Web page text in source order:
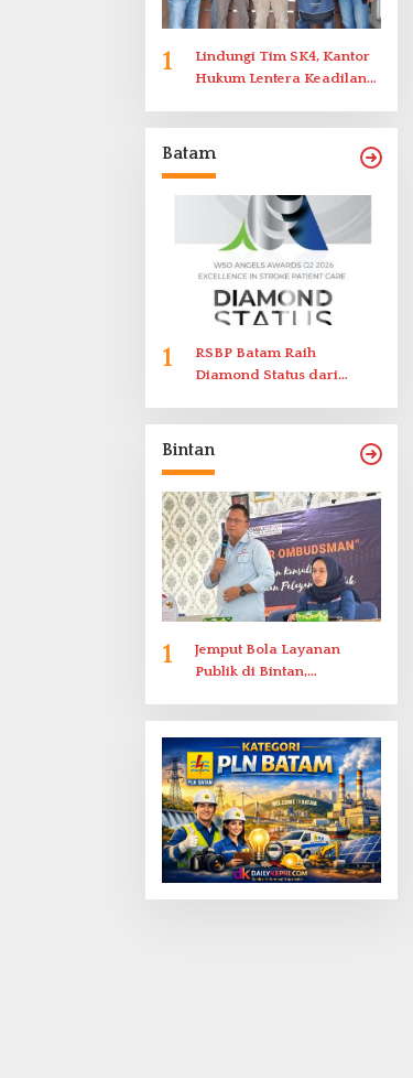
1
Lindungi Tim SK4, Kantor
Hukum Lentera Keadilan
Batam
1
RSBP Batam Raih
Diamond Status dari
Berstandar Internasional
Bintan
1
Jemput Bola Layanan
Publik di Bintan,
Solar Nelayan